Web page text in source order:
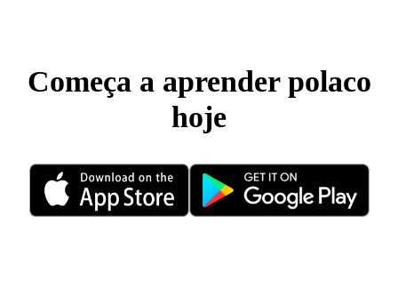
Começa a aprender polaco
hoje